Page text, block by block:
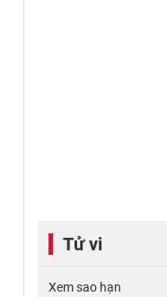
Tử vi
Xem sao hạn